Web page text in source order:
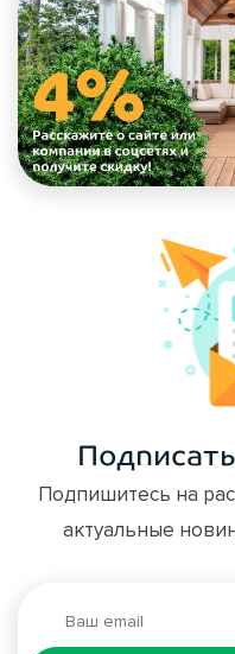
Подпишитесь на
актуальные